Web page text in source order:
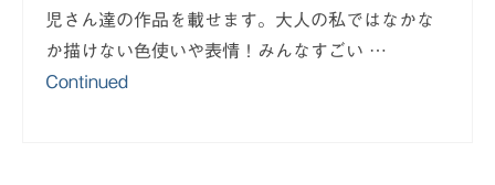
児さん達の作品を載せます。大人の私ではなかな
か描けない色使いや表情！みんなすごい …
Continued